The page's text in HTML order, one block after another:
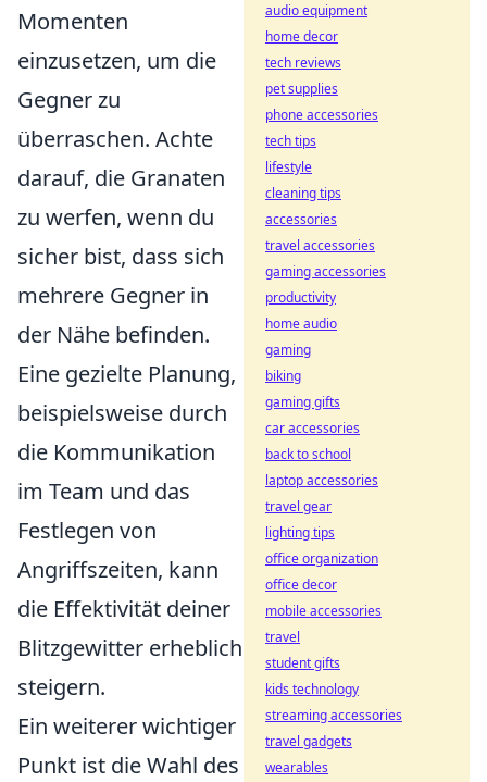
Momenten
einzusetzen, um die
Gegner zu
überraschen. Achte
darauf, die Granaten
zu werfen, wenn du
sicher bist, dass sich
mehrere Gegner in
der Nähe befinden.
Eine gezielte Planung,
beispielsweise durch
die Kommunikation
im Team und das
Festlegen von
Angriffszeiten, kann
die Effektivität deiner
Blitzgewitter erheblich
steigern.
Ein weiterer wichtiger
Punkt ist die Wahl des
audio equipment
home decor
tech reviews
pet supplies
phone accessories
tech tips
lifestyle
cleaning tips
accessories
travel accessories
gaming accessories
productivity
home audio
gaming
biking
gaming gifts
car accessories
back to school
laptop accessories
travel gear
lighting tips
office organization
office decor
mobile accessories
travel
student gifts
kids technology
streaming accessories
travel gadgets
wearables